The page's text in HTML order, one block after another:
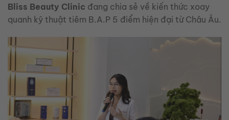
Bliss Beauty Clinic đang chia sẻ về kiến thức xoay
quanh kỹ thuật tiêm B.A.P 5 điểm hiện đại từ Châu Âu.